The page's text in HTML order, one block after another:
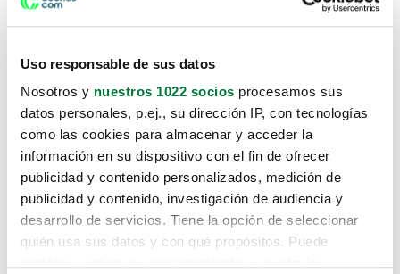
Uso responsable de sus datos
Nosotros y nuestros 1022 socios procesamos sus
datos personales, p.ej., su dirección IP, con tecnologías
como las cookies para almacenar y acceder la
información en su dispositivo con el fin de ofrecer
publicidad y contenido personalizados, medición de
publicidad y contenido, investigación de audiencia y
desarrollo de servicios. Tiene la opción de seleccionar
quién usa sus datos y con qué propósitos. Puede
Lo sentimos, no sabemos como
te hemos traido hasta aquí.
Pero puedes encontrar el coche que estás
buscando en alguno de estos enlaces: